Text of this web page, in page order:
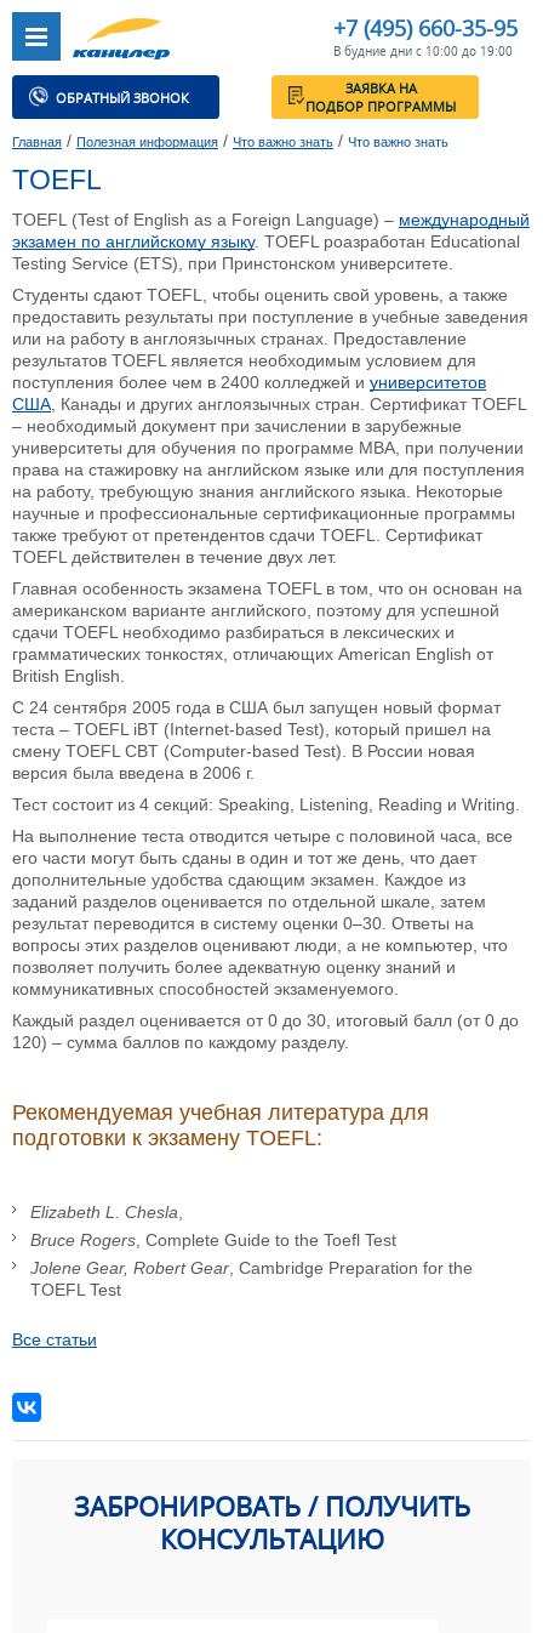
+7 (495) 660-35-95
В будние дни с 10:00 до 19:00
ОБРАТНЫЙ ЗВОНОК
ЗАЯВКА НА
ПОДБОР ПРОГРАММЫ
Главная / Полезная информация / Что важно знать / Что важно знать
TOEFL
TOEFL (Test of English as a Foreign Language) – международный
экзамен по английскому языку. TOEFL роазработан Educational
Testing Service (ETS), при Принстонском университете.
Студенты сдают TOEFL, чтобы оценить свой уровень, а также
предоставить результаты при поступление в учебные заведения
или на работу в англоязычных странах. Предоставление
результатов TOEFL является необходимым условием для
поступления более чем в 2400 колледжей и университетов
США , Канады и других англоязычных стран. Сертификат TOEFL
– необходимый документ при зачислении в зарубежные
университеты для обучения по программе MBA, при получении
права на стажировку на английском языке или для поступления
на работу, требующую знания английского языка. Некоторые
научные и профессиональные сертификационные программы
также требуют от претендентов сдачи TOEFL. Сертификат
TOEFL действителен в течение двух лет.
Главная особенность экзамена TOEFL в том, что он основан на
американском варианте английского, поэтому для успешной
сдачи TOEFL необходимо разбираться в лексических и
грамматических тонкостях, отличающих American English от
British English.
С 24 сентября 2005 года в США был запущен новый формат
теста – TOEFL iBT (Internet-based Test), который пришел на
смену TOEFL СBT (Computer-based Test). В России новая
версия была введена в 2006 г.
Тест состоит из 4 секций: Speaking, Listening, Reading и Writing.
На выполнение теста отводится четыре с половиной часа, все
его части могут быть сданы в один и тот же день, что дает
дополнительные удобства сдающим экзамен. Каждое из
заданий разделов оценивается по отдельной шкале, затем
результат переводится в систему оценки 0–30. Ответы на
вопросы этих разделов оценивают люди, а не компьютер, что
позволяет получить более адекватную оценку знаний и
коммуникативных способностей экзаменуемого.
Каждый раздел оценивается от 0 до 30, итоговый балл (от 0 до
120) – сумма баллов по каждому разделу.
Рекомендуемая учебная литература для
подготовки к экзамену TOEFL:
Elizabeth L. Chesla
Bruce Rogers , Complete Guide to the Toefl Test
Jolene Gear, Robert Gear , Cambridge Preparation for the
TOEFL Test
Все статьи
ЗАБРОНИРОВАТЬ / ПОЛУЧИТЬ
КОНСУЛЬТАЦИЮ